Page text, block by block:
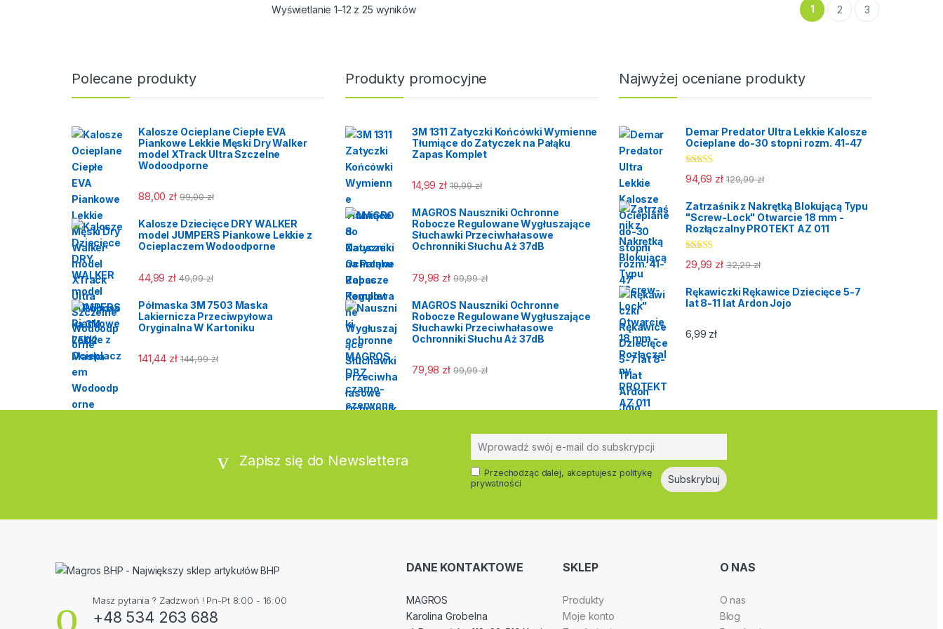
chwytność,
Długość rękawic: 27 cm,
Cena: za 10 par,
Cena: za 1 parę,
Karton: 300 par,
Długość rękawic: 27 cm,
Cena: za 10 par,
Produkt zgodny z normą:
Cena: za 1 parę,
Karton: 300 par,
Wyświetlanie 1–12 z 25 wyników 1 2 3
Polecane produkty
Kalosze Ocieplane Ciepłe EVA
Piankowe Lekkie Męski Dry Walker
model XTrack Ultra Szczelne
Wodoodporne
88,00 zł 99,00zł
Kalosze Dziecięce DRY WALKER
model JUMPERS Piankowe Lekkie z
Ocieplaczem Wodoodporne
44,99 zł 49,99zł
Półmaska 3M 7503 Maska
Lakiernicza Przeciwpyłowa
Oryginalna W Kartoniku
141,44 zł 144,99zł
Produkty promocyjne
3M 1311 Zatyczki Końcówki Wymienne
Tłumiące do Zatyczek na Pałąku
Zapas Komplet
14,99 zł 19,99zł
MAGROS Nauszniki Ochronne
Robocze Regulowane Wygłuszające
Słuchawki Przeciwhałasowe
Ochronniki Słuchu Aż 37dB
79,98 zł 99,99zł
MAGROS Nauszniki Ochronne
Robocze Regulowane Wygłuszające
Słuchawki Przeciwhałasowe
Ochronniki Słuchu Aż 37dB
79,98 zł 99,99zł
Najwyżej oceniane produkty
Demar Predator Ultra Lekkie Kalosze
Ocieplane do-30 stopni rozm. 41-47
Oceniono
5.00na 5
94,69 zł 129,99zł
Zatrzaśnik z Nakrętką Blokującą Typu
"Screw-Lock" Otwarcie 18 mm -
Rozłączalny PROTEKT AZ 011
Oceniono
5.00na 5
29,99 zł 32,29zł
Rękawiczki Rękawice Dziecięce 5-7
lat 8-11 lat Ardon Jojo
6,99 zł
Zapisz się do Newslettera
Przechodząc dalej, akceptujesz politykę
prywatności
Masz pytania ? Zadzwoń ! Pn-Pt 8:00 - 16:00
+48 534 263 688
DANE KONTAKTOWE
MAGROS
Karolina Grobelna
SKLEP
Produkty
Moje konto
O NAS
O nas
Blog